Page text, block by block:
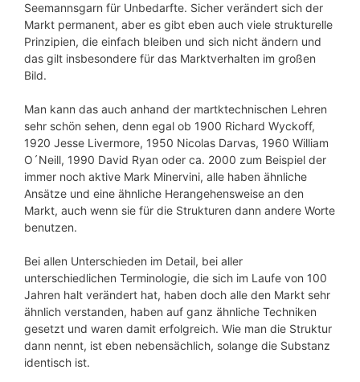
Seemannsgarn für Unbedarfte. Sicher verändert sich der
Markt permanent, aber es gibt eben auch viele strukturelle
Prinzipien, die einfach bleiben und sich nicht ändern und
das gilt insbesondere für das Marktverhalten im großen
Bild.
Man kann das auch anhand der martktechnischen Lehren
sehr schön sehen, denn egal ob 1900 Richard Wyckoff,
1920 Jesse Livermore, 1950 Nicolas Darvas, 1960 William
O´Neill, 1990 David Ryan oder ca. 2000 zum Beispiel der
immer noch aktive Mark Minervini, alle haben ähnliche
Ansätze und eine ähnliche Herangehensweise an den
Markt, auch wenn sie für die Strukturen dann andere Worte
benutzen.
Bei allen Unterschieden im Detail, bei aller
unterschiedlichen Terminologie, die sich im Laufe von 100
Jahren halt verändert hat, haben doch alle den Markt sehr
ähnlich verstanden, haben auf ganz ähnliche Techniken
gesetzt und waren damit erfolgreich. Wie man die Struktur
dann nennt, ist eben nebensächlich, solange die Substanz
identisch ist.